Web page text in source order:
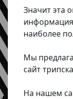
Значит эта
информация
наиболее
Мы
сайт
На нашем